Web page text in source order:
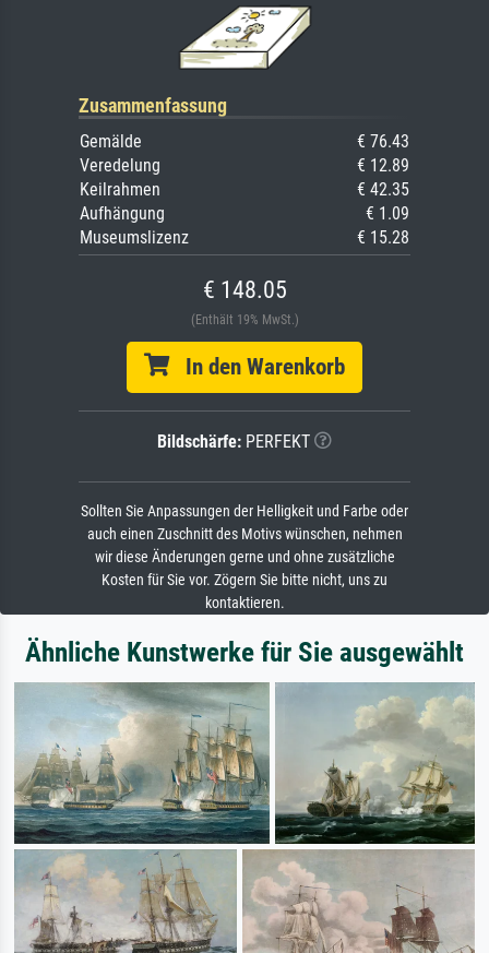
Zusammenfassung
Gemälde
€ 76.43
Veredelung
€ 12.89
Keilrahmen
€ 42.35
Aufhängung
€ 1.09
Museumslizenz
€ 15.28
€ 148.05
(Enthält 19% MwSt.)
In den Warenkorb
Bildschärfe: PERFEKT
Sollten Sie Anpassungen der Helligkeit und Farbe oder
auch einen Zuschnitt des Motivs wünschen, nehmen
wir diese Änderungen gerne und ohne zusätzliche
Kosten für Sie vor. Zögern Sie bitte nicht, uns zu
kontaktieren.
Ähnliche Kunstwerke für Sie ausgewählt